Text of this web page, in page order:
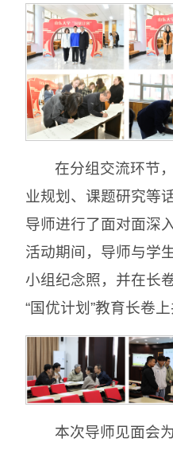
在分组交流环节
业规划、课题研究等
导师进行了面对面深
活动期间，导师与学
小组纪念照，并在长
“国优计划”教育长卷
本次导师见面会